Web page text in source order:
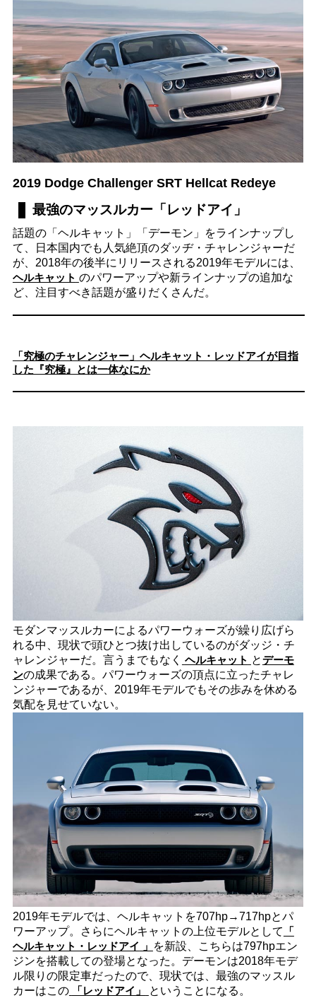
2019 Dodge Challenger SRT Hellcat Redeye
最強のマッスルカー「レッドアイ」
話題の「ヘルキャット」「デーモン」をラインナップし
て、日本国内でも人気絶頂のダッヂ・チャレンジャーだ
が、2018年の後半にリリースされる2019年モデルには、
ヘルキャット のパワーアップや新ラインナップの追加な
ど、注目すべき話題が盛りだくさんだ。
「究極のチャレンジャー」ヘルキャット・レッドアイが目指
した『究極』とは一体なにか
モダンマッスルカーによるパワーウォーズが繰り広げら
れる中、現状で頭ひとつ抜け出しているのがダッジ・チ
ャレンジャーだ。言うまでもなく ヘルキャット とデーモ
ンの成果である。パワーウォーズの頂点に立ったチャレ
ンジャーであるが、2019年モデルでもその歩みを休める
気配を見せていない。
2019年モデルでは、ヘルキャットを707hp→717hpとパ
ワーアップ。さらにヘルキャットの上位モデルとして
「
ヘルキャット・レッドアイ
」 を新設、こちらは797hpエン
ジンを搭載しての登場となった。デーモンは2018年モデ
ル限りの限定車だったので、現状では、最強のマッスル
カーはこの
「レッドアイ」
ということになる。